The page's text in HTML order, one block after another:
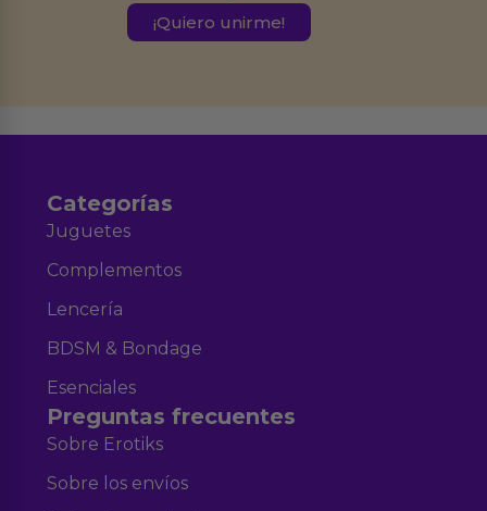
Destinatarios:Ferran Roig Muñoz. Podrás ejercer tus
Categorías
Juguetes
Complementos
Lencería
BDSM & Bondage
Esenciales
Preguntas frecuentes
Sobre Erotiks
Sobre los envíos